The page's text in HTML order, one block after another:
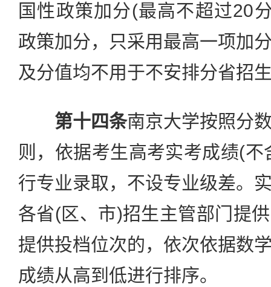
国性政策加分(最高不超过20
政策加分，只采用最高一项加
及分值均不用于不安排分省招
第十四条南京大学按照分
则，依据考生高考实考成绩(
行专业录取，不设专业级差。
各省(区、市)招生主管部门提
提供投档位次的，依次依据数
成绩从高到低进行排序。